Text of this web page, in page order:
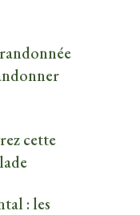
cette
: les